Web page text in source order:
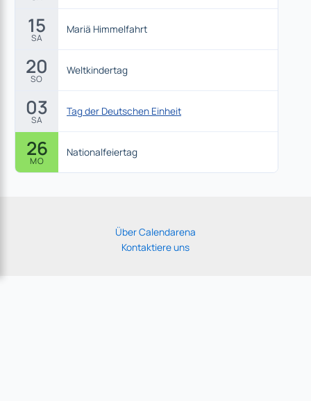
15
SA
Mariä Himmelfahrt
20
SO
Weltkindertag
03
SA
Tag der Deutschen Einheit
26
MO
Nationalfeiertag
Über Calendarena
Kontaktiere uns